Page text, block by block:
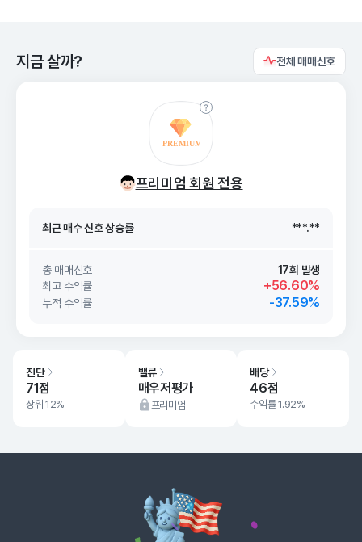
지금 살까? 전체 매매신호
프리미엄 회원 전용
26. 08/07
최근 매수 신호 상승률 ***.**
최근 매수 신호 ***.**
총 매매신호
17회 발생
최고 수익률
+56.60%
누적 수익률 -37.59%
진단
71점
상위 12%
밸류
매우저평가
프리미엄
배당
46점
수익률 1.92%